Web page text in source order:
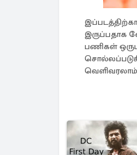
இருப்பதாக
பணிகள்